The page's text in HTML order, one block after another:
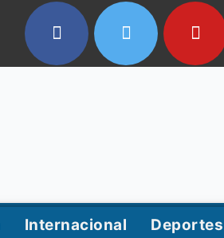
Internacional Deportes